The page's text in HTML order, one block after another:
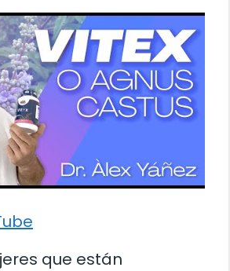
que están